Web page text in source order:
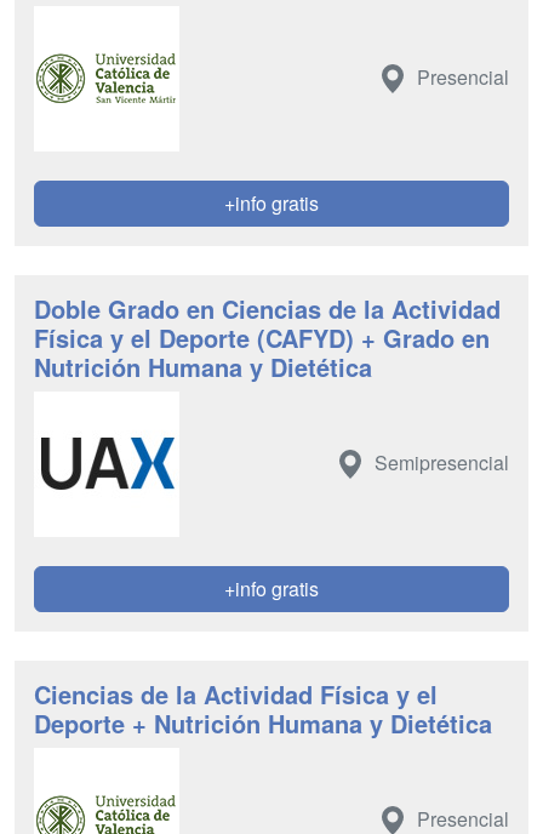
Presencial
+info gratis
Doble Grado en Ciencias de la Actividad
Física y el Deporte (CAFYD) + Grado en
Nutrición Humana y Dietética
Semipresencial
+info gratis
Ciencias de la Actividad Física y el
Deporte + Nutrición Humana y Dietética
Presencial